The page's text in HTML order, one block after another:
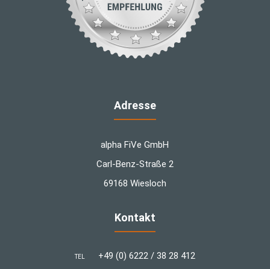
Adresse
alpha FiVe GmbH
Carl-Benz-Straße 2
69168 Wiesloch
Kontakt
TEL +49 (0) 6222 / 38 28 412